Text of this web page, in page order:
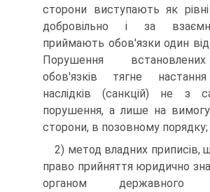
сторони виступають як
добро­вільно і за
приймають обов'язки один
Порушення
обов'язків тягне
наслідків (санкцій) не з
порушення, а лише на вимогу
сторони, в позовному порядку;
2) метод владних приписів,
право прийнят­тя юридично
органом державного